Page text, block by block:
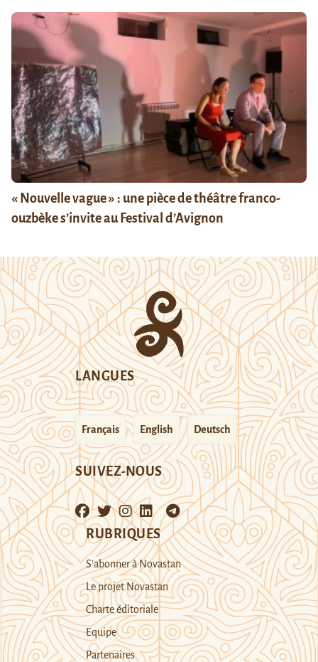
« Nouvelle vague » : une pièce de théâtre franco-
ouzbèke s’invite au Festival d’Avignon
LANGUES
Français English Deutsch
SUIVEZ-NOUS
RUBRIQUES
S’abonner à Novastan
Le projet Novastan
Charte éditoriale
Equipe
Partenaires